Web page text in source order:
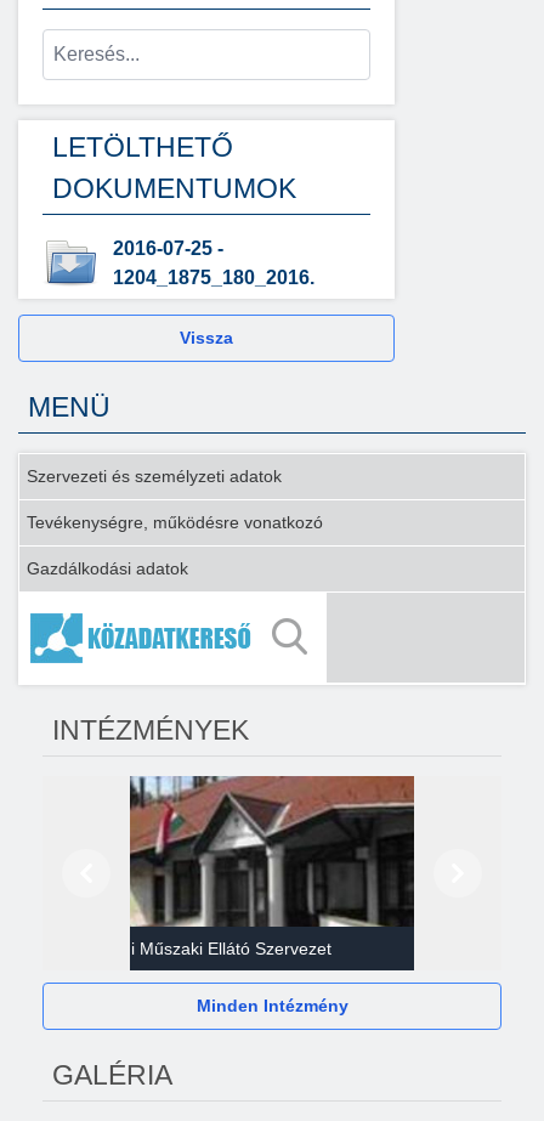
LETÖLTHETŐ
DOKUMENTUMOK
2016-07-25 -
1204_1875_180_2016.
Vissza
MENÜ
Szervezeti és személyzeti adatok
Tevékenységre, működésre vonatkozó
Gazdálkodási adatok
INTÉZMÉNYEK
Gazdasági Műszaki Ellátó Szervezet
Minden Intézmény
GALÉRIA